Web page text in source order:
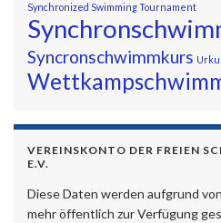
Synchronized Swimming Tournament
Syncronschwimmkurs
VEREINSKONTO DER FREIEN
E.V.
Diese Daten werden aufgrund
mehr öffentlich zur Verfügung